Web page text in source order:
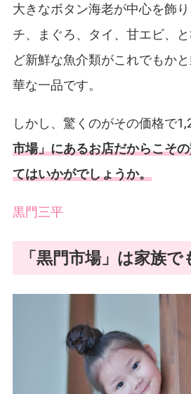
大きなボタン海老が中心を飾
チ、まぐろ、タイ、甘エビ、
ど新鮮な魚介類がこれでもか
華な一品です。
しかし、驚くのがその価格で
市場」にあるお店だからこそ
てはいかがでしょうか。
黒門三平
「黒門市場」は家族で